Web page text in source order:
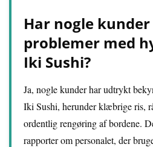
Har nogle
problemer med
Iki Sushi?
Ja, nogle kunder har udtrykt
Iki Sushi, herunder klæbrige ris,
ordentlig rengøring af bordene.
rapporter om personalet, der